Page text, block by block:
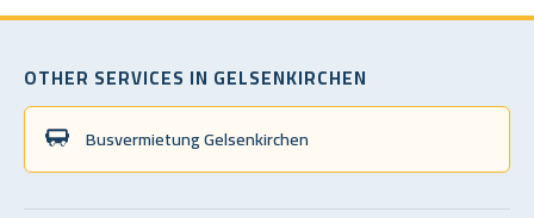
OTHER SERVICES IN GELSENKIRCHEN
Busvermietung Gelsenkirchen